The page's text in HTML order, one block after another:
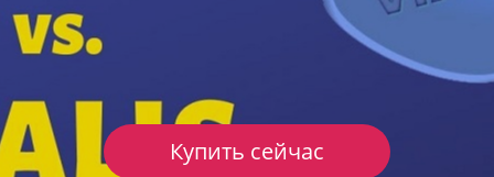
Купить сейчас